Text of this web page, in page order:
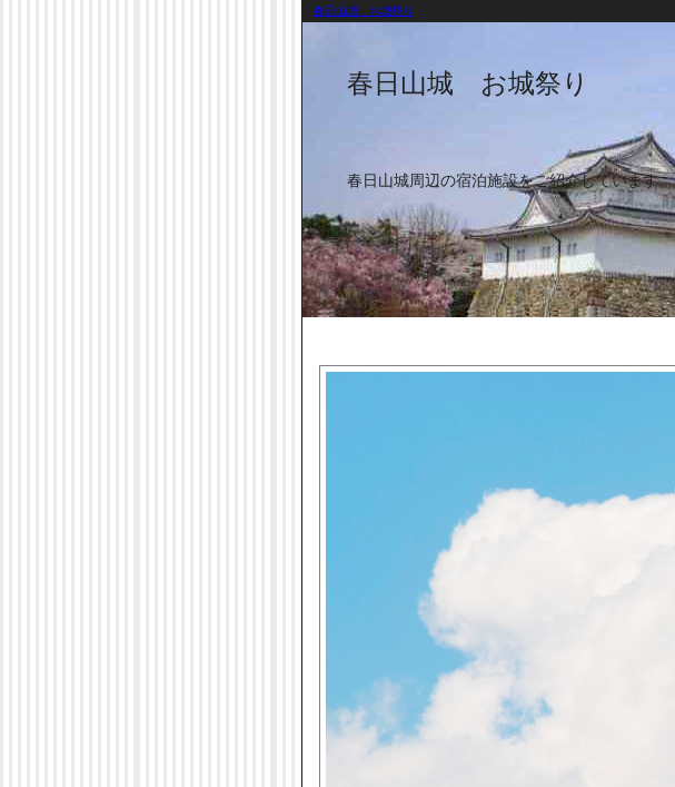
春日山城 お城祭り
春日山城 お城祭り
春日山城周辺の宿泊施設をご紹介しています。